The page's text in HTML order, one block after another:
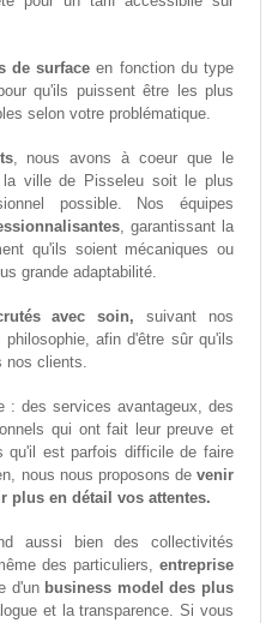
de surface en fonction du type
qu'ils puissent être les plus
selon votre problématique.
, nous avons à coeur que le
ville de Pisseleu soit le plus
possible. Nos équipes
, garantissant la
qu'ils soient mécaniques ou
grande adaptabilité.
avec soin, suivant nos
afin d'être sûr qu'ils
nos clients.
: des services avantageux, des
qui ont fait leur preuve et
qu'il est parfois difficile de faire
nous nous proposons devenir
plus en détail vos attentes.
aussi bien des collectivités
des particuliers,entreprise
d'un business model des plus
et la transparence. Si vous